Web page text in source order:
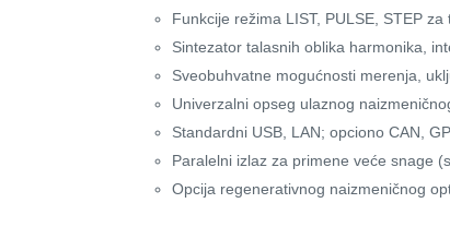
Funkcije režima LIST, PULSE, STEP
Sintezator talasnih oblika harmonika,
Sveobuhvatne mogućnosti merenja,
Univerzalni opseg ulaznog
Standardni USB, LAN; opciono CAN,
Paralelni izlaz za primene veće snage
Opcija regenerativnog naizmeničnog